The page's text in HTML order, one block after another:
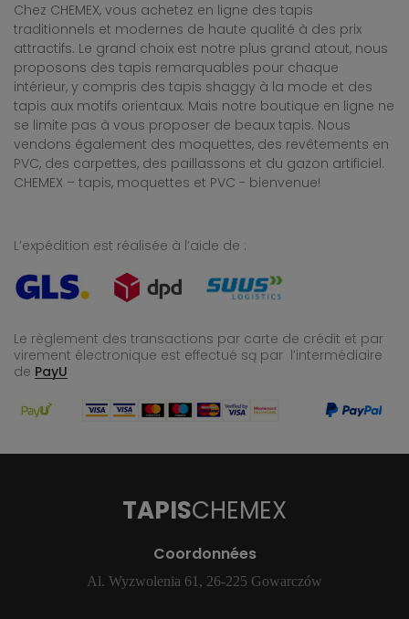
Chez CHEMEX, vous achetez en ligne des tapis
traditionnels et modernes de haute qualité à des prix
attractifs. Le grand choix est notre plus grand atout, nous
proposons des tapis remarquables pour chaque
intérieur, y compris des tapis shaggy à la mode et des
tapis aux motifs orientaux. Mais notre boutique en ligne ne
se limite pas à vous proposer de beaux tapis. Nous
vendons également des moquettes, des revêtements en
PVC, des carpettes, des paillassons et du gazon artificiel.
CHEMEX – tapis, moquettes et PVC - bienvenue!
L’expédition est réalisée à l’aide de :
Le règlement des transactions par carte de crédit et par
virement électronique est effectué są par l’intermédiaire
de PayU
TAPISCHEMEX
Coordonnées
Al. Wyzwolenia 61, 26-225 Gowarczów